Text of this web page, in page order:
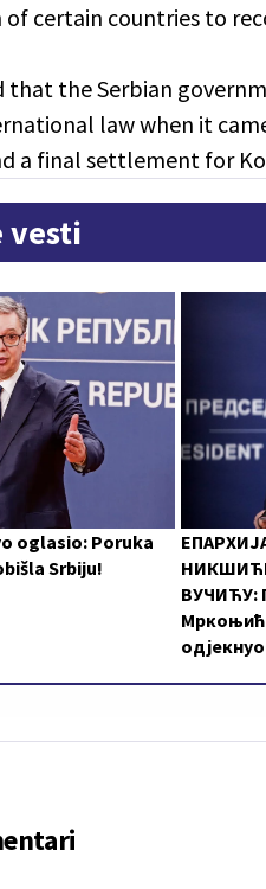
of certain countries to
that the Serbian
law when it
a final settlement for
vesti
oglasio: Poruka
Srbiju!
ВУЧИЋУ:
Мркоњић